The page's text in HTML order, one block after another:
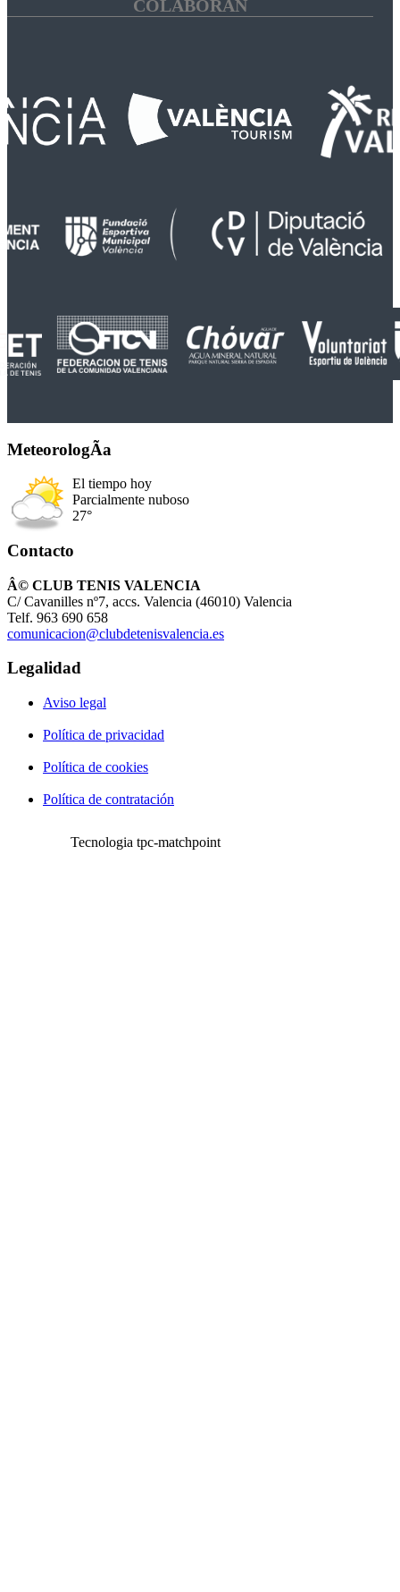
COLABORAN
MeteorologÃ­a
El tiempo hoy
Parcialmente nuboso
27°
Contacto
Â© CLUB TENIS VALENCIA
C/ Cavanilles nº7, accs. Valencia (46010) Valencia
Telf. 963 690 658
comunicacion@clubdetenisvalencia.es
Legalidad
Aviso legal
Política de privacidad
Política de cookies
Política de contratación
Tecnologia tpc-matchpoint